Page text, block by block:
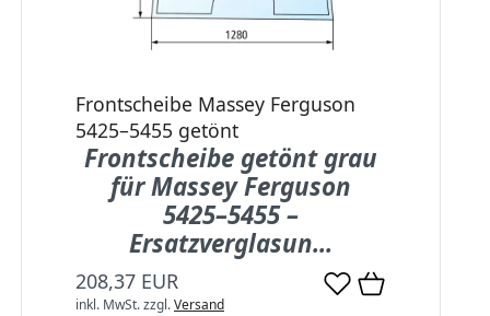
Frontscheibe Massey Ferguson
5425–5455 getönt
Frontscheibe getönt grau
für Massey Ferguson
5425–5455 –
Ersatzverglasun...
208,37 EUR
inkl. MwSt.zzgl.Versand